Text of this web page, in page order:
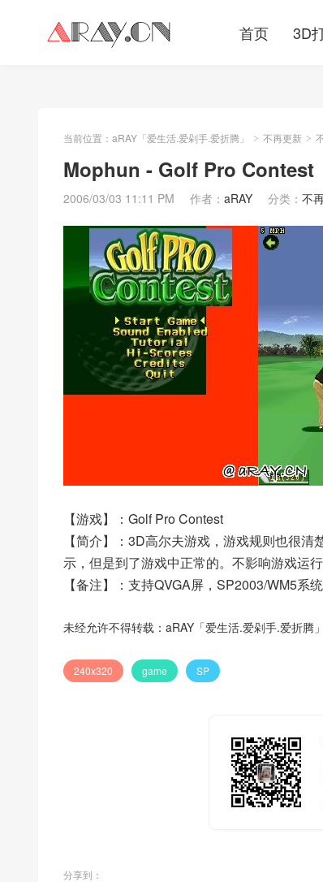
首页 3D
当前位置： aRAY「爱生活.爱剁手.爱折腾」 > 不再更新 >
Mophun - Golf Pro Contest
2006/03/03 11:11 PM 作者： aRAY 分类： 不
【游戏】：Golf Pro Contest
【简介】：3D高尔夫游戏，游戏规则也很
示，但是到了游戏中正常的。不影响游戏运行
【备注】：支持QVGA屏，SP2003/WM5系
未经允许不得转载： aRAY「爱生活.爱剁手.爱折腾」
240x320 game SP
分享到：